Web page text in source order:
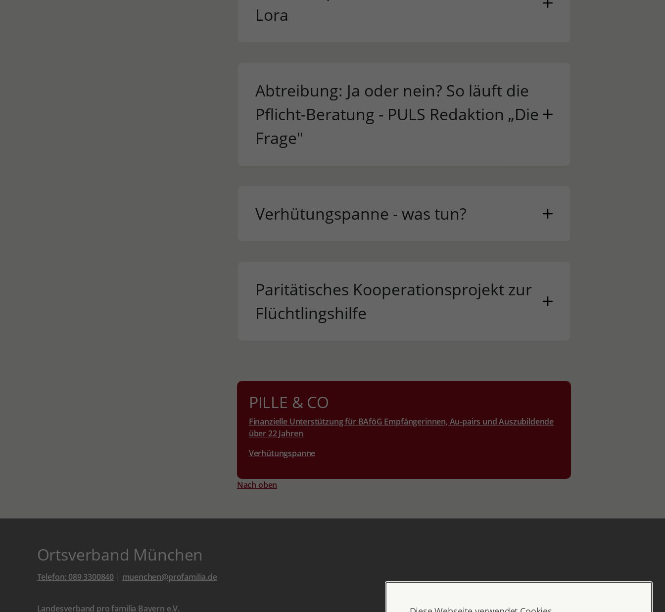
Lora
Abtreibung: Ja oder nein? So läuft die
Pflicht-Beratung - PULS Redaktion „Die
Frage"
Verhütungspanne - was tun?
Paritätisches Kooperationsprojekt zur
Flüchtlingshilfe
PILLE & CO
Finanzielle Unterstützung für BAföG Empfängerinnen, Au-pairs und Auszubildende
über 22 Jahren
Verhütungspanne
Nach oben
Ortsverband München
Telefon: 089 3300840 | muenchen@profamilia.de
Landesverband pro familia Bayern e.V.